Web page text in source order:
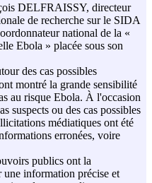
DELFRAISSY, directeur
de recherche sur le SIDA
national de la «
Ebola » placée sous son
des cas possibles
montré la grande sensibilité
au risque Ebola. À l'occasion
suspects ou des cas possibles
médiatiques ont été
erronées, voire
publics ont la
une information précise et